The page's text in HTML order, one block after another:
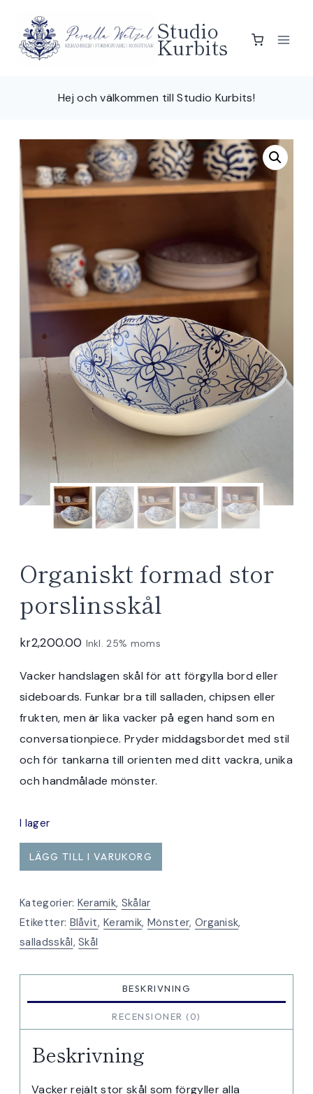
content
Studio
Kurbits
Hej och välkommen till Studio Kurbits!
Organiskt formad stor
porslinsskål
kr2,200.00 Inkl. 25% moms
Vacker handslagen skål för att förgylla bord eller
sideboards. Funkar bra till salladen, chipsen eller
frukten, men är lika vacker på egen hand som en
conversationpiece. Pryder middagsbordet med stil
och för tankarna till orienten med ditt vackra, unika
och handmålade mönster.
I lager
Organiskt
formad
porslinsskål
mängd
LÄGG TILL I VARUKORG
Kategorier: Keramik, Skålar
Etiketter: Blåvit,Keramik, Mönster, Organisk,
salladsskål,Skål
BESKRIVNING
RECENSIONER (0)
Beskrivning
Vacker rejält stor skål som förgyller alla